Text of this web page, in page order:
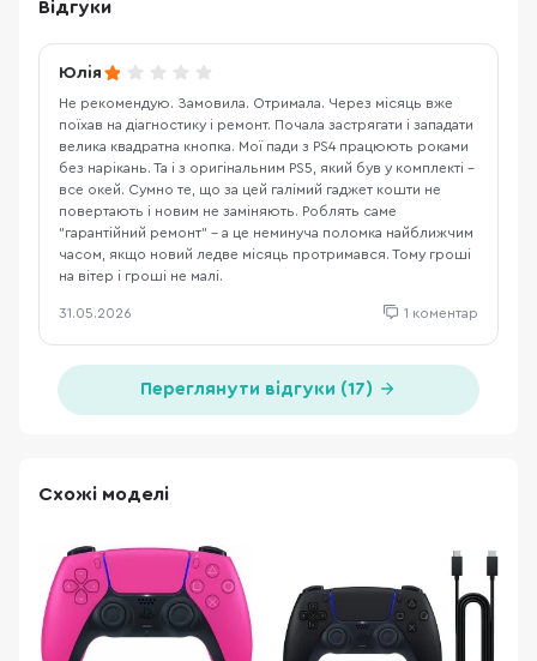
Відгуки
Юлія
Не рекомендую. Замовила. Отримала. Через місяць вже
поїхав на діагностику і ремонт. Почала застрягати і западати
велика квадратна кнопка. Мої пади з PS4 працюють роками
без нарікань. Та і з оригінальним PS5, який був у комплекті -
все окей. Сумно те, що за цей галімий гаджет кошти не
повертають і новим не заміняють. Роблять саме
"гарантійний ремонт" - а це неминуча поломка найближчим
часом, якщо новий ледве місяць протримався. Тому гроші
на вітер і гроші не малі.
31.05.2026 1 коментар
Переглянути відгуки (17)
Схожі моделі